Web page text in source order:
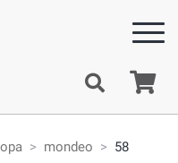
mondeo 58